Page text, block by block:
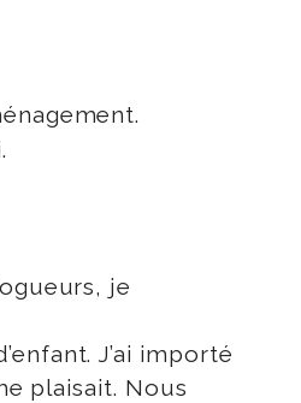
je
J’ai importé
plaisait. Nous